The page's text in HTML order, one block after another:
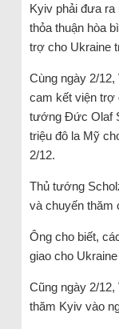
Kyiv phải đưa
thỏa thuận hòa
trợ cho Ukraine
Cùng ngày 2/
cam kết viện trợ
tướng Đức Olaf
triệu đô la Mỹ
2/12.
Thủ tướng
và chuyến thăm
Ông cho biết,
giao cho
Cũng ngày 2/12,
thăm Kyiv vào